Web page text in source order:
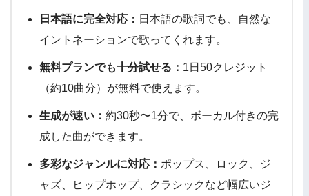
日本語に完全対応： 日本語の歌詞でも、自然な
イントネーションで歌ってくれます。
無料プランでも十分試せる： 1日50クレジット
（約10曲分）が無料で使えます。
生成が速い： 約30秒〜1分で、ボーカル付きの完
成した曲ができます。
多彩なジャンルに対応： ポップス、ロック、ジ
ャズ、ヒップホップ、クラシックなど幅広いジ